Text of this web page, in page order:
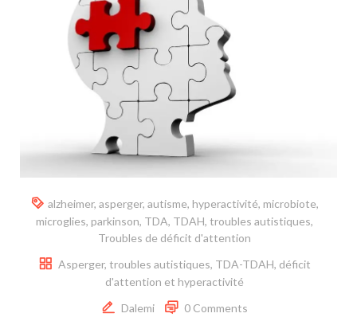
alzheimer, asperger, autisme, hyperactivité, microbiote,
microglies, parkinson, TDA, TDAH, troubles autistiques,
Troubles de déficit d'attention
Asperger, troubles autistiques, TDA-TDAH, déficit
d'attention et hyperactivité
Dalemi
0 Comments